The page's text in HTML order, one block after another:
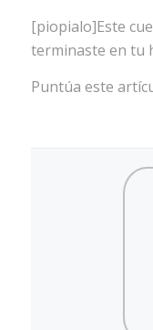
[piopialo]Este
terminaste en tu
Puntúa este